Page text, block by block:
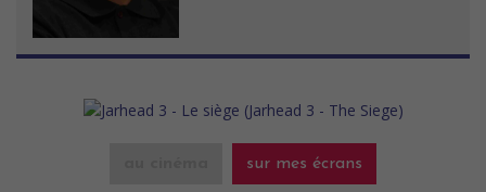
sur mes écrans